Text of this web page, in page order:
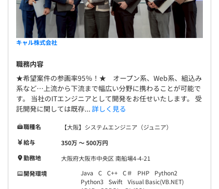
キャル株式会社
職務内容
★希望案件の参画率95％！★ オープン系、Web系、組込み
系など…上流から下流まで幅広い分野に携わることが可能で
す。 当社のITエンジニアとして開発をお任せいたします。 受
託開発に関しては既存... 詳しく見る
職種名
【大阪】システムエンジニア（ジュニア）
給与
350万 〜 500万円
勤務地
大阪府大阪市中央区 南船場4-4-21
開発環境
Java C C++ C＃ PHP
Python2
Python3
Swift
Visual Basic(VB.NET)